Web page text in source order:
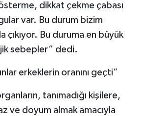
dikkat çekme çabası
var. Bu durum bizim
çıkıyor. Bu duruma en büyük
sebepler” dedi.
erkeklerin oranını geçti”
tanımadığı kişilere,
ve doyum almak amacıyla